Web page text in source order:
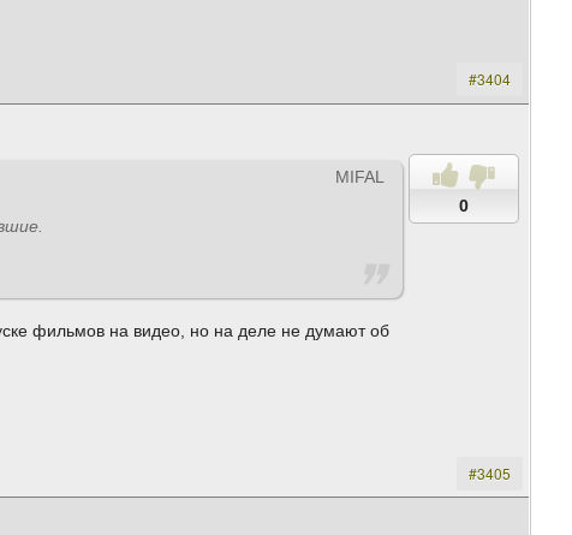
#3404
0
MIFAL
фильмов на видео, но на деле не думают об
#3405